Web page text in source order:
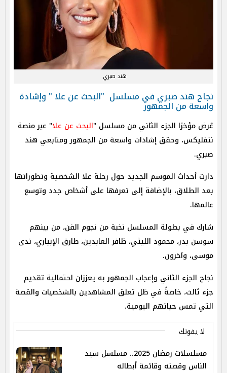
هند صبري
نجاح هند صبري في مسلسل "البحث عن علا " وإشادة
واسعة من الجمهور
عُرض مؤخرًا الجزء الثاني من مسلسل "البحث عن علا" عبر منصة
نتفليكس، وحقق إشادات واسعة من الجمهور ومتابعي هند
صبري.
دارت أحداث الموسم الجديد حول رحلة علا الشخصية وتطوراتها
بعد الطلاق، بالإضافة إلى تعرفها على أشخاص جدد وتوسع
عالمها.
شارك في بطولة المسلسل نخبة من نجوم الفن، من بينهم
سوسن بدر، محمود الليثي، ظافر العابدين، طارق الإبياري، ندى
موسى، وآخرون.
نجاح الجزء الثاني وإعجاب الجمهور به يعززان احتمالية تقديم
جزء ثالث، خاصةً في ظل تعلق المشاهدين بالشخصيات والقصة
التي تمس حياتهم اليومية.
لا يفوتك
مسلسلات رمضان 2025.. مسلسل سيد
الناس وقصته وقائمة أبطاله